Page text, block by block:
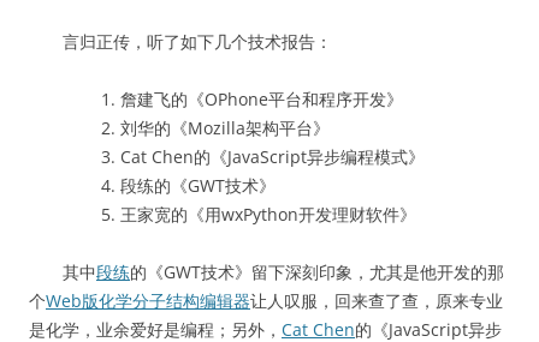
言归正传，听了如下几个技术报告：
詹建飞的《OPhone平台和程序开发》
刘华的《Mozilla架构平台》
Cat Chen的《JavaScript异步编程模式》
段练的《GWT技术》
王家宽的《用wxPython开发理财软件》
其中段练的《GWT技术》留下深刻印象，尤其是他开发的那
个Web版化学分子结构编辑器让人叹服，回来查了查，原来专业
是化学，业余爱好是编程；另外， Cat Chen的《JavaScript异步